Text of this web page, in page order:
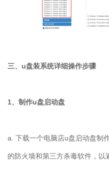
三、u盘装系统详细操作步骤
1、制作u盘启动盘
a. 下载一个电脑店u盘启动盘制
的防火墙和第三方杀毒软件，